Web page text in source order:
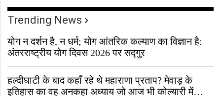
Trending News
योग न दर्शन है, न धर्म; योग आंतरिक कल्याण का विज्ञान है:
अंतरराष्ट्रीय योग दिवस 2026 पर सद्गुर
हल्दीघाटी के बाद कहाँ रहे थे महाराणा प्रताप? मेवाड़ के
इतिहास का वह अनकहा अध्याय जो आज भी कोल्यारी में